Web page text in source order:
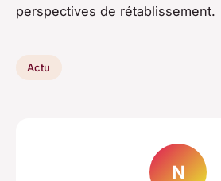
perspectives de rétablissement.
Actu
N